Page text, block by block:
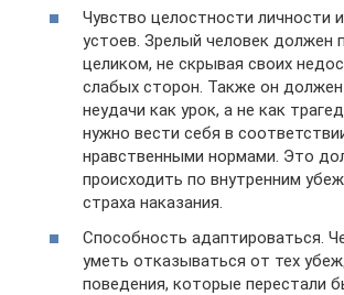
Чувство целостности личности
устоев. Зрелый человек должен
целиком, не скрывая своих
слабых сторон. Также он
неудачи как урок, а не как
нужно вести себя в
нравственными нормами. Это
происходить по внутренним
страха наказания.
Способность адаптироваться.
уметь отказываться от тех
поведения, которые перестали